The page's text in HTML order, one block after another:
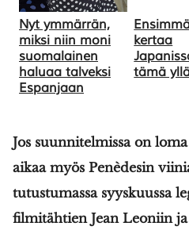
Nyt ymmärrän,
miksi niin moni
suomalainen
haluaa talveksi
Espanjaan
kertaa
tämä
Jos suunnitelmissa on
aikaa myös Penèdesin
tutustumassa syyskuussa
filmitähtien Jean Leoniin